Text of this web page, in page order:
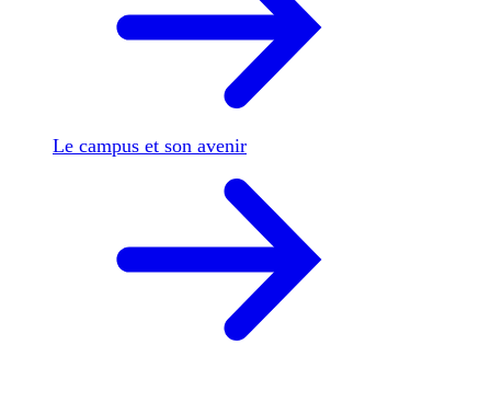
Le campus et son avenir